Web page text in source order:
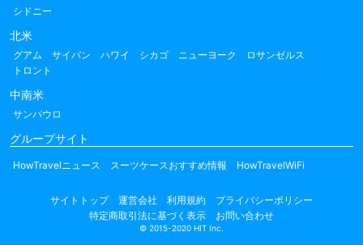
シドニー
北米
グアム サイパン ハワイ シカゴ ニューヨーク
ロサンゼルス
トロント
中南米
サンパウロ
グループサイト
HowTravelニュース スーツケースおすすめ情報 HowTravelWiFi
サイトトップ 運営会社 利用規約
プライバシーポリシー
特定商取引法に基づく表示
お問い合わせ
© 2015-2020 HIT Inc.